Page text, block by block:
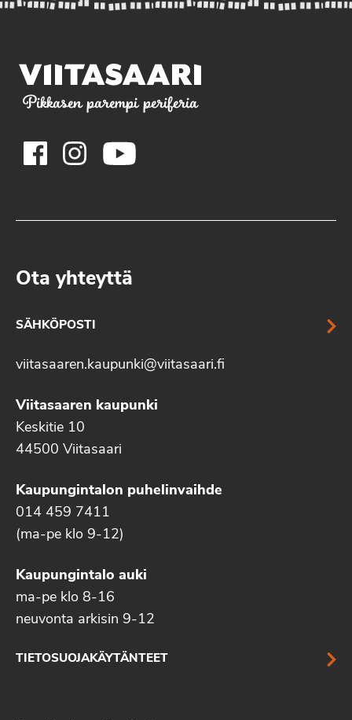
Pikkasen parempi periferia
Ota yhteyttä
SÄHKÖPOSTI
viitasaaren.kaupunki@viitasaari.fi
Viitasaaren kaupunki
Keskitie 10
44500 Viitasaari
Kaupungintalon puhelinvaihde
014 459 7411
(ma-pe klo 9-12)
Kaupungintalo auki
ma-pe klo 8-16
neuvonta arkisin 9-12
TIETOSUOJAKÄYTÄNTEET